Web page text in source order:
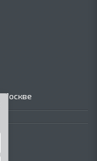
Москве